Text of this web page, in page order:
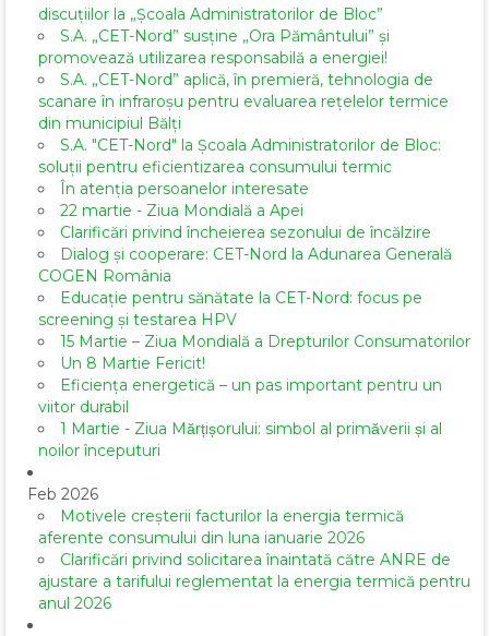
discuțiilor la „Școala Administratorilor de Bloc”
S.A. „CET-Nord” susține „Ora Pământului” și
promovează utilizarea responsabilă a energiei!
S.A. „CET-Nord” aplică, în premieră, tehnologia de
scanare în infraroșu pentru evaluarea rețelelor termice
din municipiul Bălți
S.A. "CET-Nord" la Școala Administratorilor de Bloc:
soluții pentru eficientizarea consumului termic
În atenția persoanelor interesate
22 martie - Ziua Mondială a Apei
Clarificări privind încheierea sezonului de încălzire
Dialog și cooperare: CET-Nord la Adunarea Generală
COGEN România
Educație pentru sănătate la CET-Nord: focus pe
screening și testarea HPV
15 Martie – Ziua Mondială a Drepturilor Consumatorilor
Un 8 Martie Fericit!
Eficiența energetică – un pas important pentru un
viitor durabil
1 Martie - Ziua Mărțișorului: simbol al primăverii și al
noilor începuturi
Feb 2026
Motivele creșterii facturilor la energia termică
aferente consumului din luna ianuarie 2026
Clarificări privind solicitarea înaintată către ANRE de
ajustare a tarifului reglementat la energia termică pentru
anul 2026